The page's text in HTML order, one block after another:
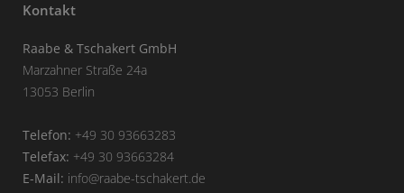
Kontakt
Raabe & Tschakert GmbH
Marzahner Straße 24a
13053 Berlin
Telefon: +49 30 93663283
Telefax: +49 30 93663284
E-Mail: info@raabe-tschakert.de